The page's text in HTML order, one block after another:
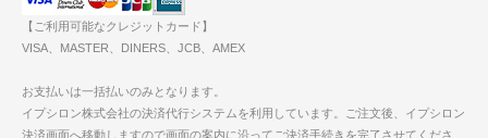
【ご利用可能なクレジットカード】
VISA、MASTER、DINERS、JCB、AMEX
お支払いは一括払いのみとなります。
イプシロン株式会社の決済代行システムを利用しています。ご注文後、イプシロン
決済画面へ移動しますので画面の案内に沿ってご決済手続きを完了させてくださ